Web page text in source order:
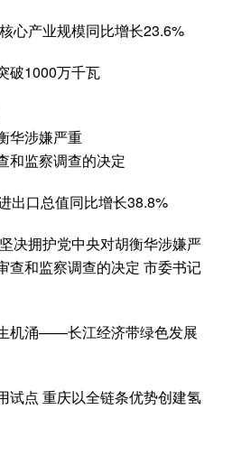
心产业规模同比增长23.6%
破1000万千瓦
华涉嫌严重
和监察调查的决定
出口总值同比增长38.8%
决拥护党中央对胡衡华涉嫌严
查和监察调查的决定 市委书记
机涌——长江经济带绿色发展
试点 重庆以全链条优势创建氢